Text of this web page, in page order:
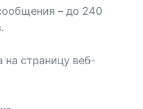
– до 240
страницу веб-